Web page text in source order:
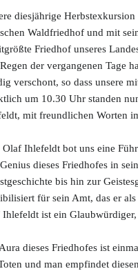
diesjährige
Waldfriedhof und mit
Friedhof unseres
der vergangenen Tage
verschont, so dass unsere
um 10.30 Uhr standen
mit freundlichen Worten
Olaf Ihlefeldt bot uns eine
dieses Friedhofes in
bis hin zur
für sein Amt, das er
Ihlefeldt ist ein
dieses Friedhofes ist
und man empfindet